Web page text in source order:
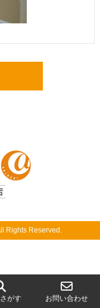
Rights Reserved.
がす お問い合わせ